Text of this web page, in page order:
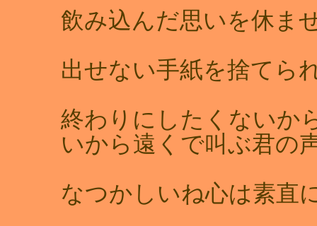
飲み込んだ思いを休ま
出せない手紙を捨て
終わりにしたくないか
いから遠くで叫ぶ君
なつかしいね心は素